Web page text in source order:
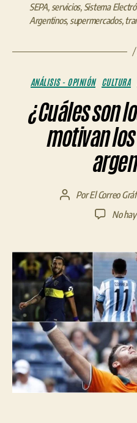
SEPA, servicios, Sistema
Argentinos, supermercados,
ANÁLISIS - OPINIÓN CULTURA
¿Cuáles son
motivan
AutorPorEl Correo
No